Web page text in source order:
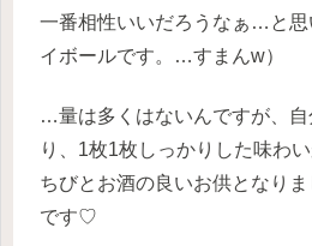
一番相性いいだろうなぁ…と思
イボールです。…すまんw）
…量は多くはないんですが、自
り、1枚1枚しっかりした味わ
ちびとお酒の良いお供となり
です♡